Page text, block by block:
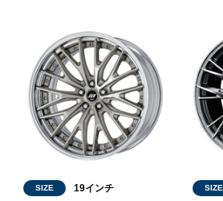
SIZE 19インチ SIZE